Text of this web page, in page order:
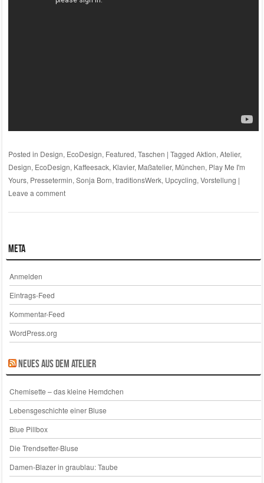
Posted in Design, EcoDesign, Featured, Taschen | Tagged Aktion, Atelier,
Design, EcoDesign, Kaffeesack, Klavier, Maßatelier, München, Play Me I'm
Yours, Pressetermin, Sonja Born, traditionsWerk, Upcycling, Vorstellung |
Leave a comment
Meta
Anmelden
Eintrags-Feed
Kommentar-Feed
WordPress.org
Neues aus dem Atelier
Chemisette – das kleine Hemdchen
Lebensgeschichte einer Bluse
Blue Pillbox
Die Trendsetter-Bluse
Damen-Blazer in graublau: Taube